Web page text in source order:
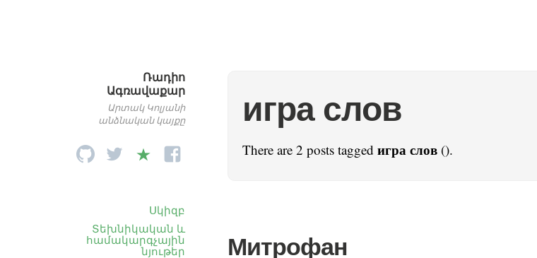
Ռադիո
Ագռավաքար
Արտակ Կոլյանի
անձնական կայքը
Սկիզբ
Տեխնիկական և
համակարգչային
նյութեր
игра слов
There are 2 posts tagged игра слов ().
Митрофан